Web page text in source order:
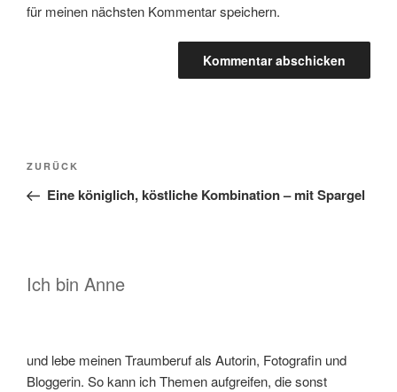
für meinen nächsten Kommentar speichern.
Beitragsnavigation
Vorheriger
Beitrag
ZURÜCK
Eine königlich, köstliche Kombination – mit Spargel
Ich bin Anne
und lebe meinen Traumberuf als Autorin, Fotografin und
Bloggerin. So kann ich Themen aufgreifen, die sonst